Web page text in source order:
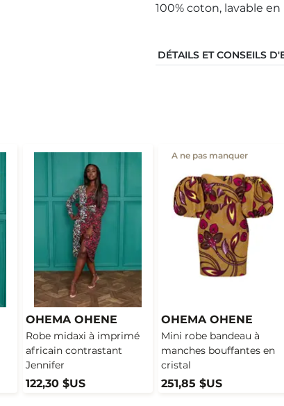
100% coton, lavable
DÉTAILS ET CONSEILS
OHEMA OHENE
Robe midaxi à imprimé
africain contrastant
Jennifer
122,30 $US
A ne pas manquer
OHEMA OHENE
Mini robe bandeau à
manches bouffantes en
cristal
251,85 $US